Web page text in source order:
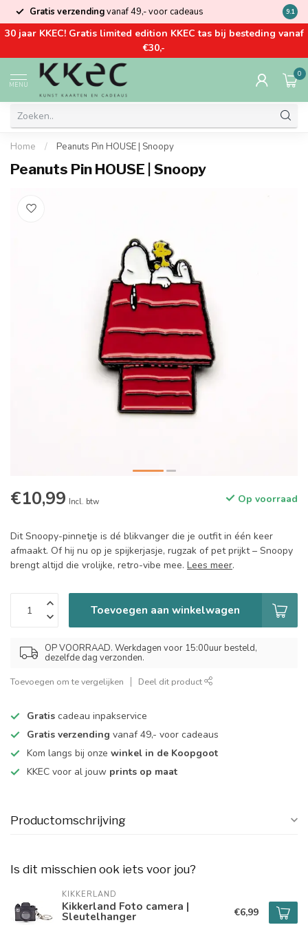
Gratis verzendingvanaf 49,- voor cadeaus Kom
9.1
30 jaar KKEC! Gratis limited edition KKEC tas bij besteding vanaf
€30,-
MENU
0
Home / Peanuts Pin HOUSE | Snoopy
Peanuts Pin HOUSE | Snoopy
€10,99 Incl. btw Op voorraad
Dit Snoopy-pinnetje is dé blikvanger die je outfit in één keer
afmaakt. Of hij nu op je spijkerjasje, rugzak of pet prijkt – Snoopy
brengt altijd die vrolijke, retro-vibe mee. Lees meer.
Toevoegen aan winkelwagen
OP VOORRAAD. Werkdagen voor 15:00uur besteld,
dezelfde dag verzonden.
Toevoegen om te vergelijken Deel dit product
Gratis cadeau inpakservice
Gratis verzending vanaf 49,- voor cadeaus
Kom langs bij onze winkel in de Koopgoot
KKEC voor al jouw prints op maat
Productomschrijving
Is dit misschien ook iets voor jou?
KIKKERLAND
Kikkerland Foto camera |
Sleutelhanger €6,99